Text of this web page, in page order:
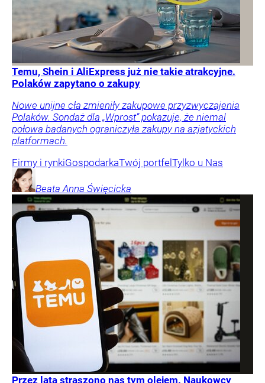
Temu, Shein i AliExpress już nie takie atrakcyjne.
Polaków zapytano o zakupy
Nowe unijne cła zmieniły zakupowe przyzwyczajenia
Polaków. Sondaż dla „Wprost” pokazuje, że niemal
połowa badanych ograniczyła zakupy na azjatyckich
platformach.
Firmy i rynkiGospodarkaTwój portfel Tylko u Nas
Beata Anna Święcicka
Przez lata straszono nas tym olejem. Naukowcy